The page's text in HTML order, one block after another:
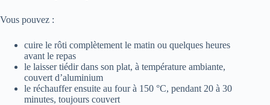
Vous pouvez :
cuire le rôti complètement le matin ou quelques heures
avant le repas
le laisser tiédir dans son plat, à température ambiante,
couvert d’aluminium
le réchauffer ensuite au four à 150 °C, pendant 20 à 30
minutes, toujours couvert